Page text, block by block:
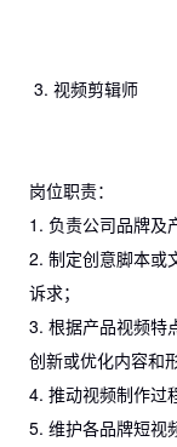
3. 视频剪辑师
岗位职责：
1. 负责公司品牌及
2. 制定创意脚本或
诉求；
3. 根据产品视频特
创新或优化内容和
4. 推动视频制作过
5. 维护各品牌短视